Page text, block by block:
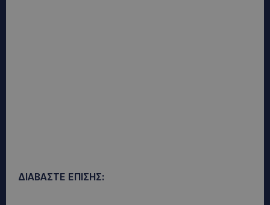
ΔΙΑΒΑΣΤΕ ΕΠΙΣΗΣ: